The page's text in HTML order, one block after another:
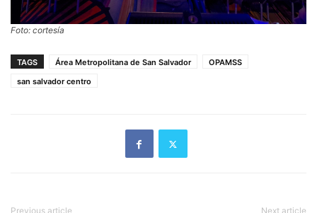
Foto: cortesía
TAGS Área Metropolitana de San Salvador
OPAMSS
san salvador centro
Previous article Next article